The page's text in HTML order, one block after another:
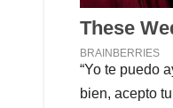
“Yo te puedo
bien, acepto